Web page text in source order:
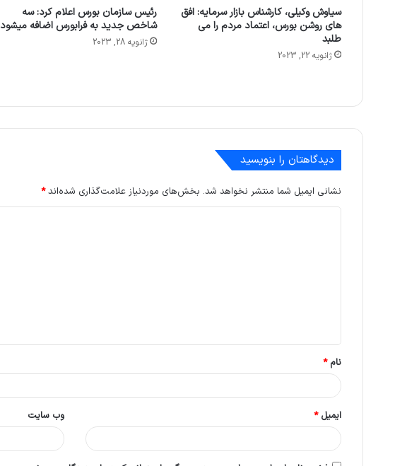
سیاوش وکیلی، کارشناس بازار سرمایه: افق
های روشن بورس، اعتماد مردم را می
طلبد
ژانویه 22, 2023
رئیس سازمان بورس اعلام کرد: سه
شاخص جدید به فرابورس اضافه میشود
ژانویه 28, 2023
دیدگاهتان را بنویسید
نشانی ایمیل شما منتشر نخواهد شد. بخش‌های موردنیاز علامت‌گذاری شده‌اند*
*
نام*
ایمیل* وب‌ سایت